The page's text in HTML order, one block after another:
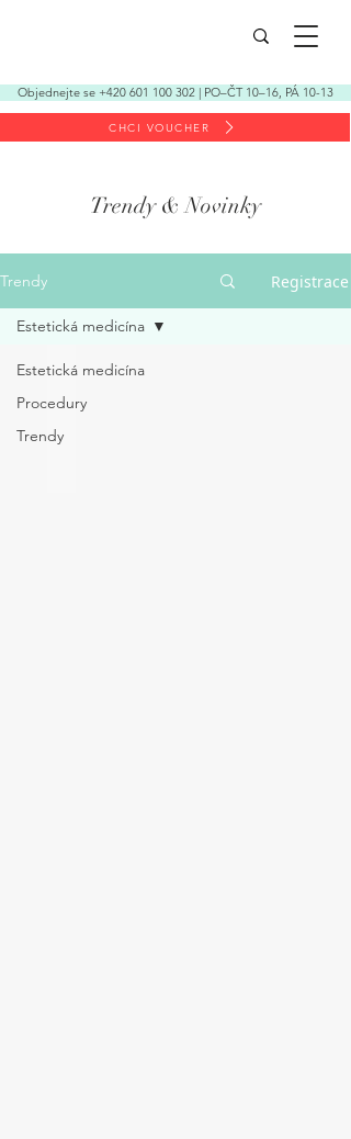
CHCI VOUCHER
Objednejte se +420 601 100 302 | PO–ČT 10–16, PÁ 10-13
Trendy & Novinky
Trendy Registrace
Estetická medicína
Procedury
Trendy
Estetická medicína